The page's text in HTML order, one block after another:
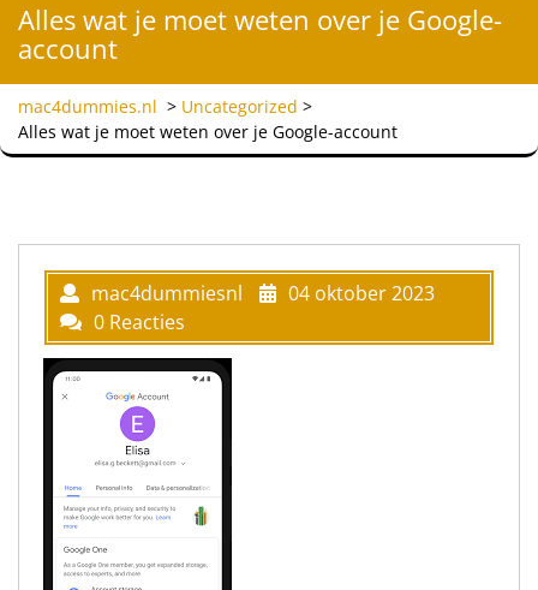
Alles wat je moet weten over je Google-
account
mac4dummies.nl > Uncategorized >
Alles wat je moet weten over je Google-account
mac4dummiesnl
04 oktober 2023
0 Reacties